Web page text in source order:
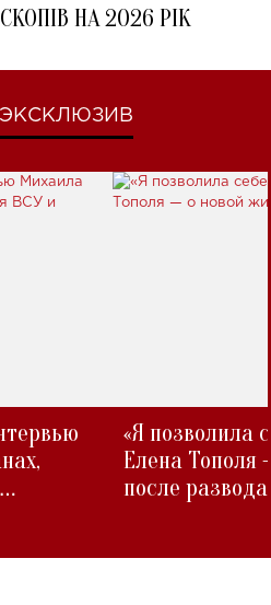
НА 2026 РІК
ЭКСКЛЮЗИВ
«Я позволила
Елена Тополя
после развода